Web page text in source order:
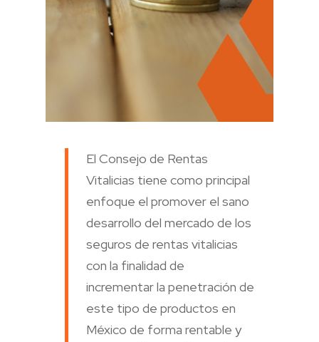
El Consejo de Rentas
Vitalicias tiene como principal
enfoque el promover el sano
desarrollo del mercado de los
seguros de rentas vitalicias
con la finalidad de
incrementar la penetración de
este tipo de productos en
México de forma rentable y